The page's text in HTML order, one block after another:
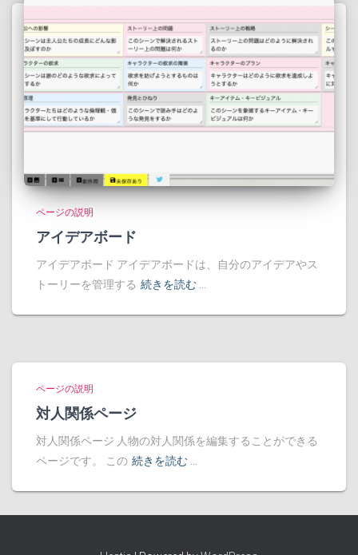
ページの説明
アイデアボード
アイデアボード アイデアボードは、自分のアイデアやス
トーリーを管理する 続きを読む …
ページの説明
対人関係ページ
対人関係ページ 人物の対人関係を編集することができる
ページです。 この 続きを読む …